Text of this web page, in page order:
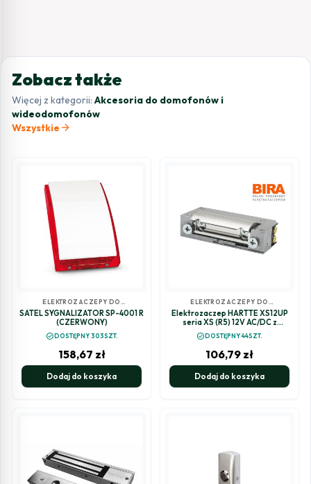
Zobacz także
Więcej z kategorii: Akcesoria do domofonów i
wideodomofonów
Wszystkie arrow_forward
ELEKTROZACZEPY DO
DOMOFONÓW I
WIDEODOMOFONÓW
SATEL SYGNALIZATOR SP-4001 R
(CZERWONY)
check_circleDOSTĘPNY 303SZT.
158,67 zł
Dodaj do koszyka
ELEKTROZACZEPY DO
DOMOFONÓW I
WIDEODOMOFONÓW
Elektrozaczep HARTTE XS12UP
seria XS (R5) 12V AC/DC z
pamięcią wewnętrzną
check_circleDOSTĘPNY 44SZT.
106,79 zł
Dodaj do koszyka